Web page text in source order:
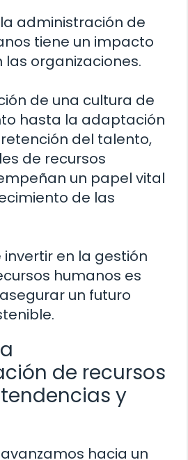
administración de
tiene un impacto
las organizaciones.
de una cultura de
hasta la adaptación
del talento,
de recursos
un papel vital
de las
invertir en la gestión
humanos es
un futuro
de recursos
y
hacia un